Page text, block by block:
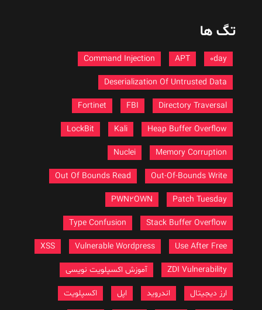
تگ ها
Command Injection
Deserialization Of Untrusted Data
Directory Traversal
Fortinet
Heap Buffer Overflow
LockBit
Memory Corruption
Nuclei
Out-Of-Bounds Write
Out Of Bounds Read
Patch Tuesday
PWN2OWN
Stack Buffer Overflow
Type Confusion
Use After Free
Vulnerable Wordpress
ZDI Vulnerability آموزش اکسپلویت نویسی
ارز دیجیتال اندروید اکسپلویت